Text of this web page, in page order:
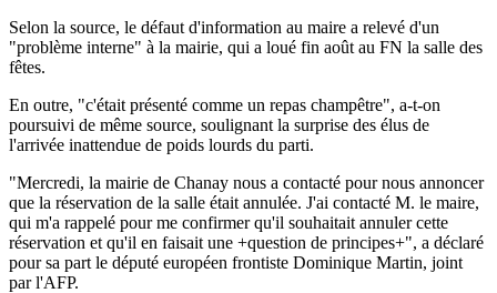
Selon la source, le défaut d'information au maire a relevé d'un
"problème interne" à la mairie, qui a loué fin août au FN la salle des
fêtes.
En outre, "c'était présenté comme un repas champêtre", a-t-on
poursuivi de même source, soulignant la surprise des élus de
l'arrivée inattendue de poids lourds du parti.
"Mercredi, la mairie de Chanay nous a contacté pour nous annoncer
que la réservation de la salle était annulée. J'ai contacté M. le maire,
qui m'a rappelé pour me confirmer qu'il souhaitait annuler cette
réservation et qu'il en faisait une +question de principes+", a déclaré
pour sa part le député européen frontiste Dominique Martin, joint
par l'AFP.